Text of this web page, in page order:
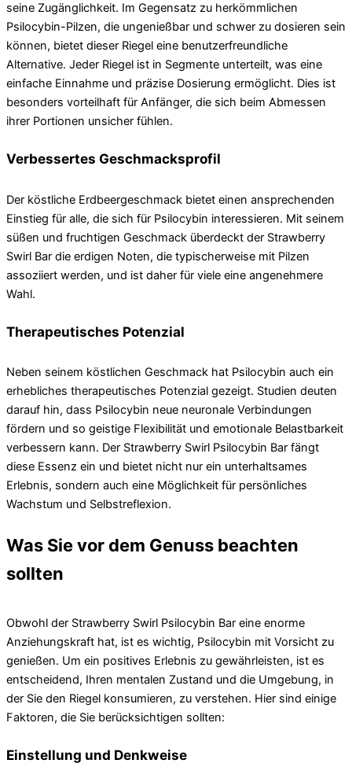
seine Zugänglichkeit. Im Gegensatz zu herkömmlichen
Psilocybin-Pilzen, die ungenießbar und schwer zu dosieren sein
können, bietet dieser Riegel eine benutzerfreundliche
Alternative. Jeder Riegel ist in Segmente unterteilt, was eine
einfache Einnahme und präzise Dosierung ermöglicht. Dies ist
besonders vorteilhaft für Anfänger, die sich beim Abmessen
ihrer Portionen unsicher fühlen.
Verbessertes Geschmacksprofil
Der köstliche Erdbeergeschmack bietet einen ansprechenden
Einstieg für alle, die sich für Psilocybin interessieren. Mit seinem
süßen und fruchtigen Geschmack überdeckt der Strawberry
Swirl Bar die erdigen Noten, die typischerweise mit Pilzen
assoziiert werden, und ist daher für viele eine angenehmere
Wahl.
Therapeutisches Potenzial
Neben seinem köstlichen Geschmack hat Psilocybin auch ein
erhebliches therapeutisches Potenzial gezeigt. Studien deuten
darauf hin, dass Psilocybin neue neuronale Verbindungen
fördern und so geistige Flexibilität und emotionale Belastbarkeit
verbessern kann. Der Strawberry Swirl Psilocybin Bar fängt
diese Essenz ein und bietet nicht nur ein unterhaltsames
Erlebnis, sondern auch eine Möglichkeit für persönliches
Wachstum und Selbstreflexion.
Was Sie vor dem Genuss beachten
sollten
Obwohl der Strawberry Swirl Psilocybin Bar eine enorme
Anziehungskraft hat, ist es wichtig, Psilocybin mit Vorsicht zu
genießen. Um ein positives Erlebnis zu gewährleisten, ist es
entscheidend, Ihren mentalen Zustand und die Umgebung, in
der Sie den Riegel konsumieren, zu verstehen. Hier sind einige
Faktoren, die Sie berücksichtigen sollten:
Einstellung und Denkweise